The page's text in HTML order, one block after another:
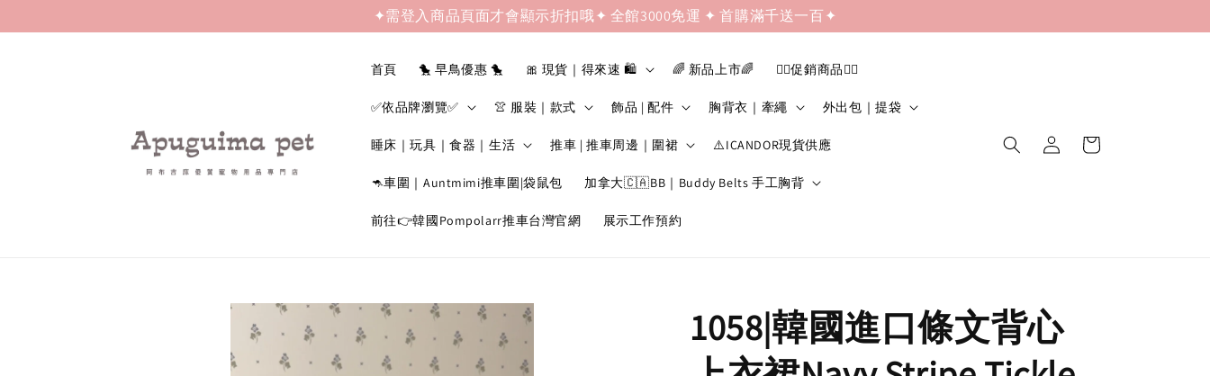
✦需登入商品頁面才會顯示折扣哦✦ 全館3000免運 ✦ 首購滿千送一百✦
首頁 🐤 早鳥優惠 🐤 🎀 現貨｜得來速 🛍️ 🌈 新品上市🌈 ❤️‍🔥促銷商品❤️‍🔥
✅依品牌瀏覽✅ 👚 服裝｜款式 飾品 | 配件 胸背衣｜牽繩 外出包｜提袋
睡床｜玩具｜食器｜生活 推車 | 推車周邊｜圍裙 ⚠️ICANDOR現貨供應
🦘車圍｜Auntmimi推車圍|袋鼠包 加拿大🇨🇦BB｜Buddy Belts 手工胸背
前往👉韓國Pompolarr推車台灣官網 展示工作預約
1058|韓國進口條文背心